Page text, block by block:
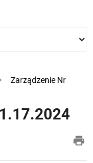
Zarządzenie Nr